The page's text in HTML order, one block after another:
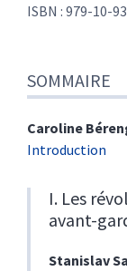
ISBN : 979-10-
SOMMAIRE
Caroline
Introduction
I. Les
avant-
Stanislav